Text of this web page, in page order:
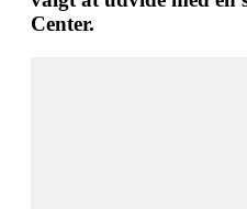
Center.